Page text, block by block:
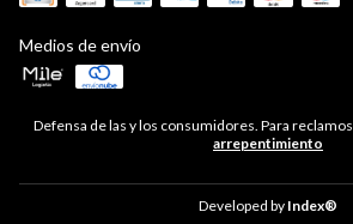
Medios de envío
Defensa de las y los consumidores. Para reclamos
arrepentimiento
Developed by Index®